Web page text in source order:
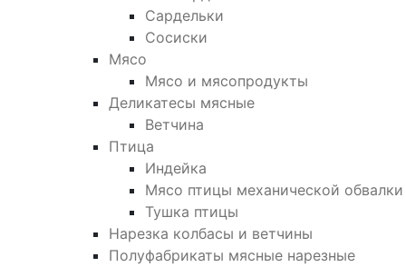
Сардельки
Сосиски
Мясо
Мясо и мясопродукты
Деликатесы мясные
Ветчина
Птица
Индейка
Мясо птицы механической обвалки
Тушка птицы
Нарезка колбасы и ветчины
Полуфабрикаты мясные нарезные